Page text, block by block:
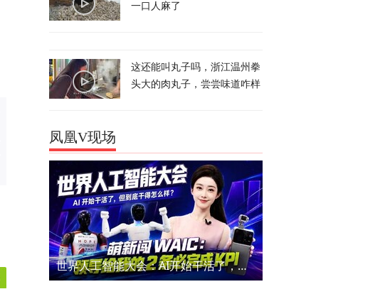
一口人麻了
这还能叫丸子吗，浙江温州拳
头大的肉丸子，尝尝味道咋样
凤凰V现场
世界人工智能大会：AI开始干活了，但到底干的怎么样？萌新闯WAIC